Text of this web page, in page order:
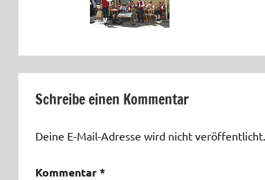
Schreibe einen Kommentar
Deine E-Mail-Adresse wird nicht veröffentlicht.
Kommentar*